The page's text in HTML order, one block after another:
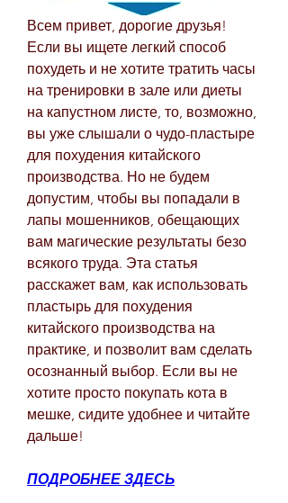
Всем привет, дорогие друзья!
Если вы ищете легкий способ
похудеть и не хотите тратить часы
на тренировки в зале или диеты
на капустном листе, то, возможно,
вы уже слышали о чудо-пластыре
для похудения китайского
производства. Но не будем
допустим, чтобы вы попадали в
лапы мошенников, обещающих
вам магические результаты безо
всякого труда. Эта статья
расскажет вам, как использовать
пластырь для похудения
китайского производства на
практике, и позволит вам сделать
осознанный выбор. Если вы не
хотите просто покупать кота в
мешке, сидите удобнее и читайте
дальше!
ПОДРОБНЕЕ ЗДЕСЬ